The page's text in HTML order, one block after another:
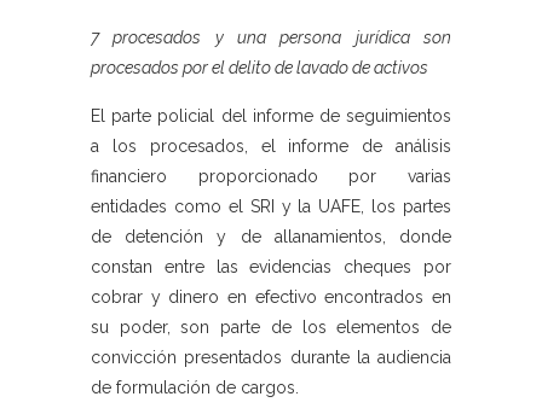
7 procesados y una persona jurídica son
procesados por el delito de lavado de activos
El parte policial del informe de seguimientos
a los procesados, el informe de análisis
financiero proporcionado por varias
entidades como el SRI y la UAFE, los partes
de detención y de allanamientos, donde
constan entre las evidencias cheques por
cobrar y dinero en efectivo encontrados en
su poder, son parte de los elementos de
convicción presentados durante la audiencia
de formulación de cargos.